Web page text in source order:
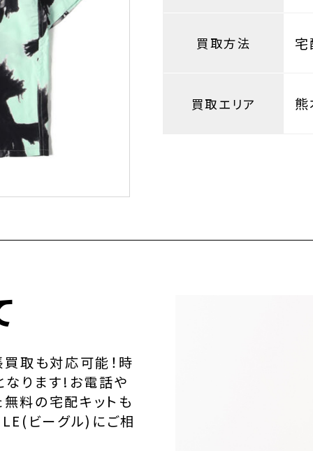
買取方法
買取エリア
取も対応可能！時
なります!お電話や
料の宅配キットも
ビーグル)にご相